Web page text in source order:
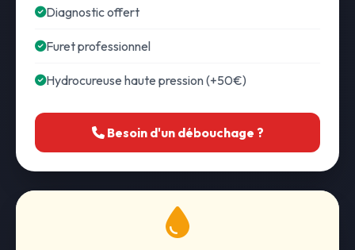
Diagnostic offert
Furet professionnel
Hydrocureuse haute pression (+50€)
Besoin d'un débouchage ?